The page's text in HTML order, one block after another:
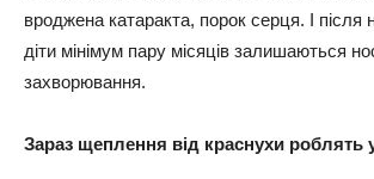
вроджена катаракта, порок серця. І після
діти мінімум пару місяців залишаються
захворювання.
Зараз щеплення від краснухи роблять